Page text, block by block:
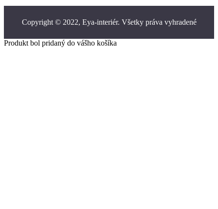
Copyright © 2022, Eya-interiér. Všetky práva vyhradené
Produkt bol pridaný do vášho košíka